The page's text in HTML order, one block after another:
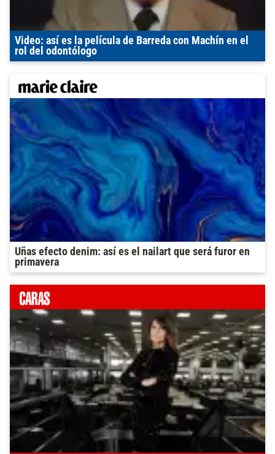
Video: así es la película de Barreda con Machín en el
rol del odontólogo
Uñas efecto denim: así es el nailart que será furor en
primavera